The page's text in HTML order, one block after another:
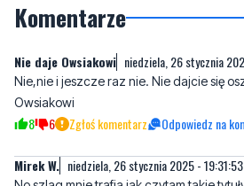
telefonu729 715 670
Komentarze
Nie daje Owsiakowi niedziela, 26 stycznia
Owsiakowi